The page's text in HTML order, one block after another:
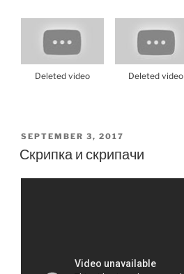
Deleted video Deleted video
POSTED
ON
SEPTEMBER 3, 2017
Скрипка и скрипачи